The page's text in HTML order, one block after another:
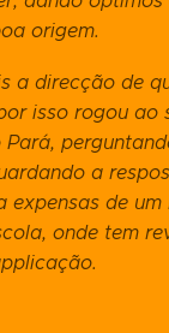
origem.
a direcção de
isso rogou ao
Pará,
a
expensas de um
onde tem